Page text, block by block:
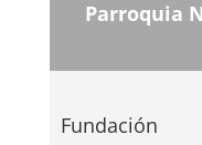
Parroquia
Fundación